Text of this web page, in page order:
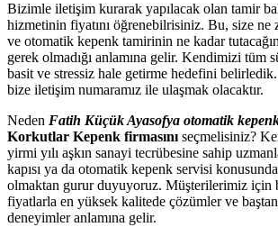
Bizimle iletişim kurarak yapılacak olan tamir
hizmetinin fiyatını öğrenebilrisiniz. Bu, size ne
ve otomatik kepenk tamirinin ne kadar
gerek olmadığı anlamına gelir. Kendimizi tüm
basit ve stressiz hale getirme hedefini belirledik.
bize iletişim numaramız ile ulaşmak olacaktır.
Neden Fatih Küçük Ayasofya otomatik
Korkutlar Kepenk firmasınıseçmelisiniz?
yirmi yılı aşkın sanayi tecrübesine sahip
kapısı ya da otomatik kepenk servisi
olmaktan gurur duyuyoruz. Müşterilerimiz için
fiyatlarla en yüksek kalitede çözümler ve
deneyimler anlamına gelir.